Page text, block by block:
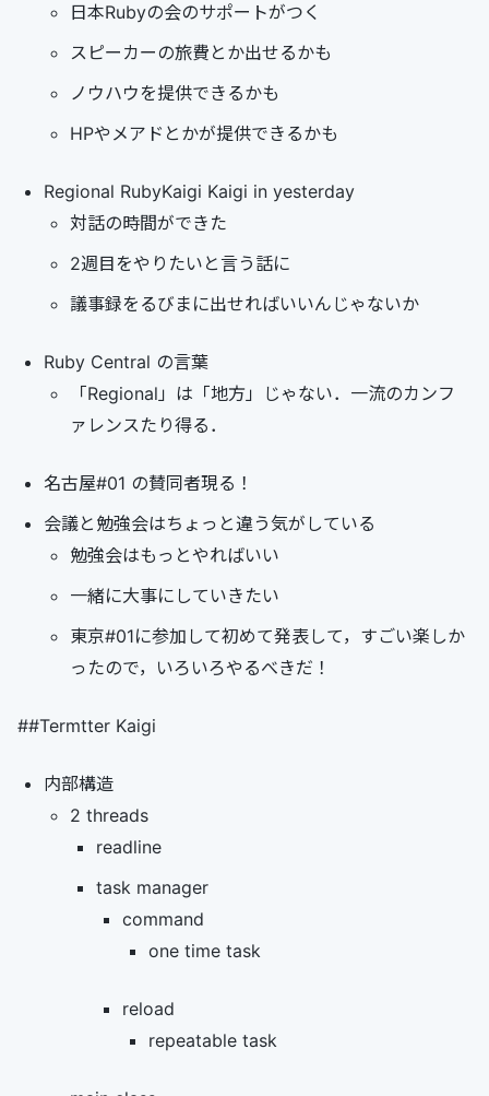
日本Rubyの会のサポートがつく
スピーカーの旅費とか出せるかも
ノウハウを提供できるかも
HPやメアドとかが提供できるかも
Regional RubyKaigi Kaigi in yesterday
対話の時間ができた
2週目をやりたいと言う話に
議事録をるびまに出せればいいんじゃないか
Ruby Central の言葉
「Regional」は「地方」じゃない．一流のカンフ
ァレンスたり得る．
名古屋#01 の賛同者現る！
会議と勉強会はちょっと違う気がしている
勉強会はもっとやればいい
一緒に大事にしていきたい
東京#01に参加して初めて発表して，すごい楽しか
ったので，いろいろやるべきだ！
##Termtter Kaigi
内部構造
2 threads
readline
task manager
command
one time task
reload
repeatable task